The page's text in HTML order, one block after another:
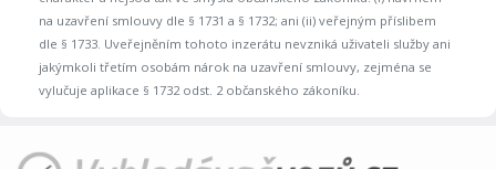
na uzavření smlouvy dle § 1731 a § 1732; ani (ii) veřejným příslibem
dle § 1733. Uveřejněním tohoto inzerátu nevzniká uživateli služby ani
jakýmkoli třetím osobám nárok na uzavření smlouvy, zejména se
vylučuje aplikace § 1732 odst. 2 občanského zákoníku.